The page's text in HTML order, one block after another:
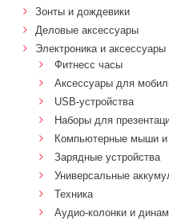
Зонты и дождевики
Деловые аксессуары
Электроника и аксессуары
Фитнесс часы
Аксессуары для
USB-устройства
Наборы для
Компьютерные мыши и
Зарядные устройства
Универсальные
Техника
Аудио-колонки и